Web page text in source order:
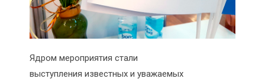
Ядром мероприятия стали
выступления известных и уважаемых